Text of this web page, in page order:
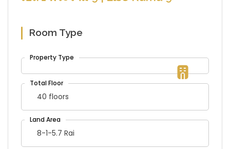
Room Type
40 floors
8-1-5.7 Rai